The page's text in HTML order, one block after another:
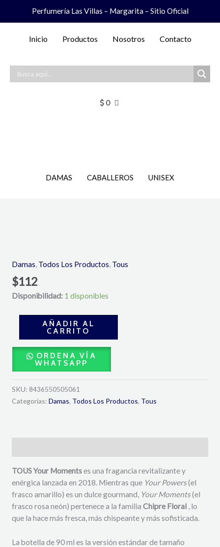
Perfumería Las Villas – Margarita – Sitio Oficial
Inicio Productos Nosotros Contacto
$ 0
DAMAS CABALLEROS UNISEX
Damas Todos Los Productos Tous
$112
Disponibilidad: 1 disponibles
EAU
DE
TOILETTE
90
AÑADIR AL
CARRITO
ORDENA VÍA
WHATSAPP
SKU: 8436550505061
Categorías: Damas, Todos Los Productos, Tous
TOUS Your Momentses una fragancia revitalizante y
enérgica lanzada en 2018. Mientras que Your Powers(el
frasco amarillo) es un dulce gourmand, Your Moments(el
frasco rosa neón) pertenece a la familia Chipre Floral, lo
que la hace más fresca, más chispeante y más sofisticada.
La botella de 90 ml es la versión estándar de tamaño